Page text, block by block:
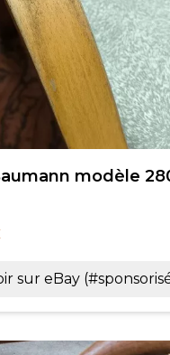
modèle
sur eBay